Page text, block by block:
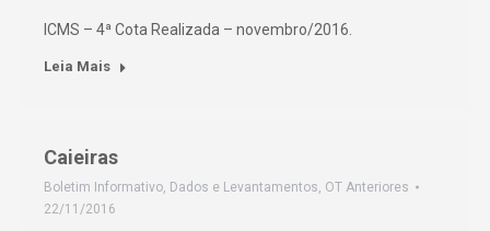
ICMS – 4ª Cota Realizada – novembro/2016.
Leia Mais
Caieiras
Boletim Informativo, Dados e Levantamentos, OT Anteriores
22/11/2016